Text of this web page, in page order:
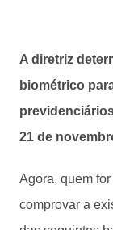
A diretriz
biométrico
21 de
Agora, quem
comprovar a